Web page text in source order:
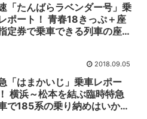
「たんばらラベンダー号」乗
ポート！ 青春18きっぷ＋座
定券で乗車できる列車の座席
2018.09.05
「はまかいじ」乗車レポー
横浜～松本を結ぶ臨時特急
で185系の乗り納めはいかが